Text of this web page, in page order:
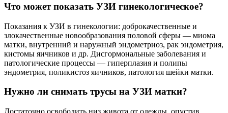
Что может показать УЗИ гинекологическое?
Показания к УЗИ в гинекологии: доброкачественные и
злокачественные новообразования половой сферы — миома
матки, внутренний и наружный эндометриоз, рак эндометрия,
кистомы яичников и др. Дисгормональные заболевания и
патологические процессы — гиперплазия и полипы
эндометрия, поликистоз яичников, патология шейки матки.
Нужно ли снимать трусы на УЗИ матки?
Достаточно освободить низ живота от одежды, опустив